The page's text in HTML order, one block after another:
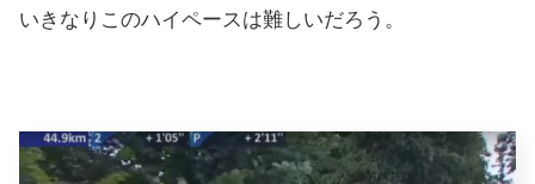
いきなりこのハイペースは難しいだろう。